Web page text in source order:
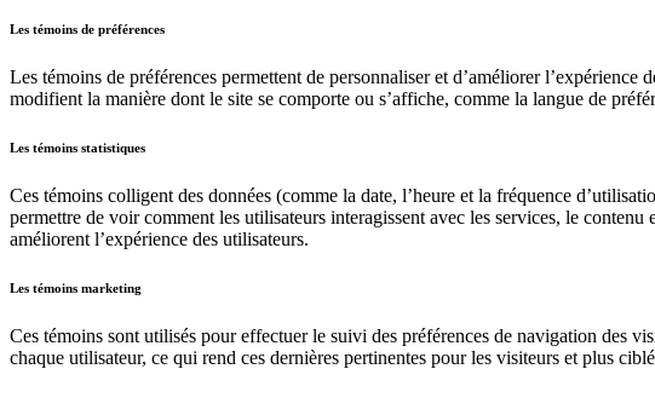
Les témoins de préférences
Les témoins de préférences permettent de personnaliser et d’améliorer
modifient la manière dont le site se comporte ou s’affiche, comme la langue de
Les témoins statistiques
Ces témoins colligent des données (comme la date, l’heure et la fréquence
permettre de voir comment les utilisateurs interagissent avec les services, le
améliorent l’expérience des utilisateurs.
Les témoins marketing
Ces témoins sont utilisés pour effectuer le suivi des préférences de navigation des
chaque utilisateur, ce qui rend ces dernières pertinentes pour les visiteurs et plus